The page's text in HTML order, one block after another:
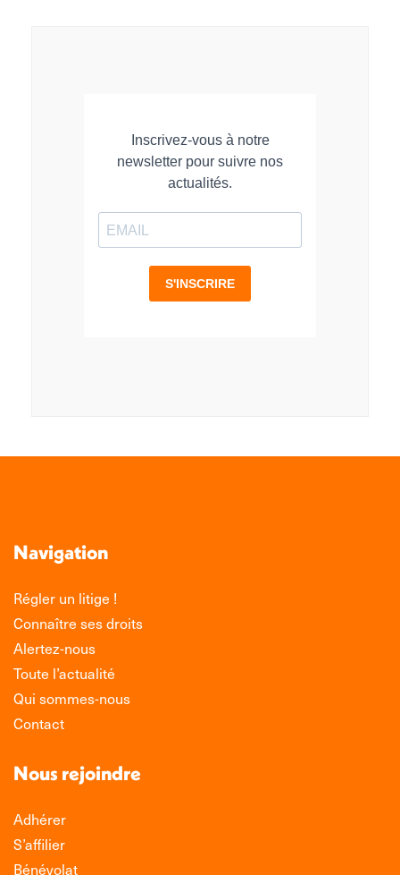
Navigation
Régler un litige !
Connaître ses droits
Alertez-nous
Toute l’actualité
Qui sommes-nous
Contact
Nous rejoindre
Adhérer
S’affilier
Bénévolat